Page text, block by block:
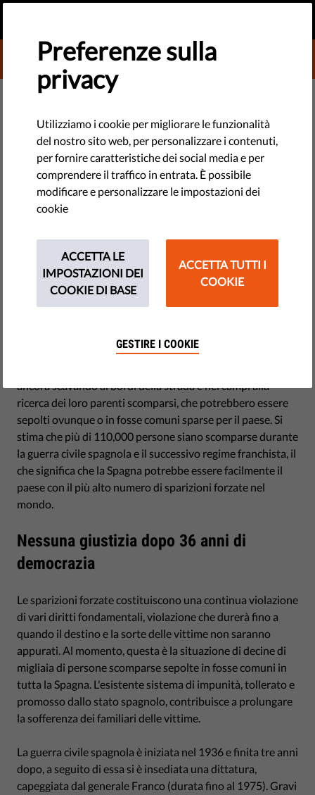
DONATE TO LIBERTIES
Aiutateci a chiedere giustizia per
le vittime delle sparizioni forzate
in Spagna
Nella Giornata Internazionale delle Vittime delle Sparizioni
Forzate, Rights International Spagna lancia una petizione
risarcisca le vittime della guerra civile spagnola e della
dittatura di Franco
by Rights International Spain
vengano in mente Argentina, Cile e Cecenia. Tuttavia, nel
ancora scavando ai bordi della strada e nei campi alla
ricerca dei loro parenti scomparsi, che potrebbero essere
sepolti ovunque o in fosse comuni sparse per il paese. Si
stima che più di 110,000 persone siano scomparse durante
la guerra civile spagnola e il successivo regime franchista, il
che significa che la Spagna potrebbe essere facilmente il
paese con il più alto numero di sparizioni forzate nel
mondo.
Nessuna giustizia dopo 36 anni di
democrazia
Le sparizioni forzate costituiscono una continua violazione
di vari diritti fondamentali, violazione che durerà fino a
quando il destino e la sorte delle vittime non saranno
appurati. Al momento, questa è la situazione di decine di
migliaia di persone scomparse sepolte in fosse comuni in
tutta la Spagna. L'esistente sistema di impunità, tollerato e
promosso dallo stato spagnolo, contribuisce a prolungare
la sofferenza dei familiari delle vittime.
La guerra civile spagnola è iniziata nel 1936 e finita tre anni
dopo, a seguito di essa si è insediata una dittatura,
capeggiata dal generale Franco (durata fino al 1975). Gravi
Preferenze sulla
privacy
Utilizziamo i cookie per migliorare le funzionalità
del nostro sito web, per personalizzare i contenuti,
per fornire caratteristiche dei social media e per
comprendere il traffico in entrata. È possibile
modificare e personalizzare le impostazioni dei
cookie
ACCETTA LE
IMPOSTAZIONI DEI
COOKIE DI BASE
ACCETTA TUTTI I
COOKIE
GESTIRE I COOKIE